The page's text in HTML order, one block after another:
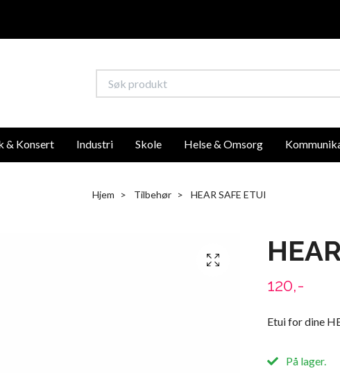
& Konsert Industri Skole Helse & Omsorg
Hjem Tilbehør HEAR SAFE ETUI
120,-
Etui for dine
På lager.